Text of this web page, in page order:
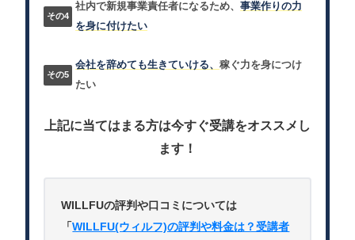
社内で新規事業責任者になるため、事業作りの力
を身に付けたい
会社を辞めても生きていける、稼ぐ力を身につけ
たい
上記に当てはまる方は今すぐ受講をオススメし
ます！
WILLFUの評判や口コミについては
「WILLFU(ウィルフ)の評判や料金は？受講者